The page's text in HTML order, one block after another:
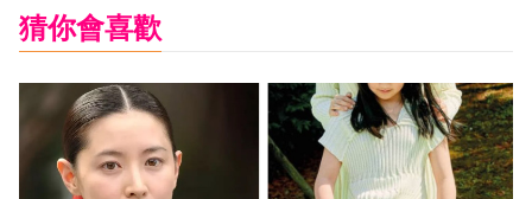
猜你會喜歡